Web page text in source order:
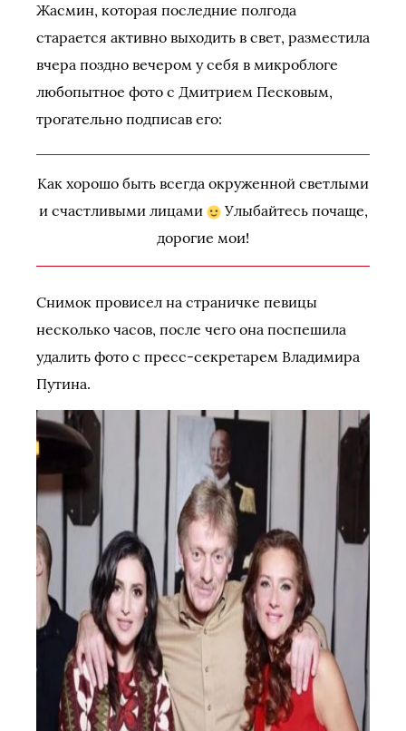
Жасмин, которая последние полгода
старается активно выходить в свет, разместила
вчера поздно вечером у себя в микроблоге
любопытное фото с Дмитрием Песковым,
трогательно подписав его:
Как хорошо быть всегда окруженной светлыми
и счастливыми лицами
Улыбайтесь почаще,
дорогие мои!
Снимок провисел на страничке певицы
несколько часов, после чего она поспешила
удалить фото с пресс-секретарем Владимира
Путина.